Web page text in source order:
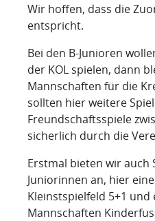
Wir hoffen, dass die
entspricht.
Bei den B-Junioren
der KOL spielen, dann
Mannschaften für die
sollten hier weitere
Freundschaftsspiele
sicherlich durch die
Erstmal bieten wir auch
Juniorinnen an, hier
Kleinstspielfeld 5+1 und
Mannschaften